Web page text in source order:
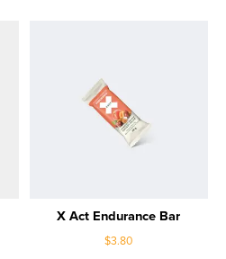
X Act Endurance Bar
$3.80